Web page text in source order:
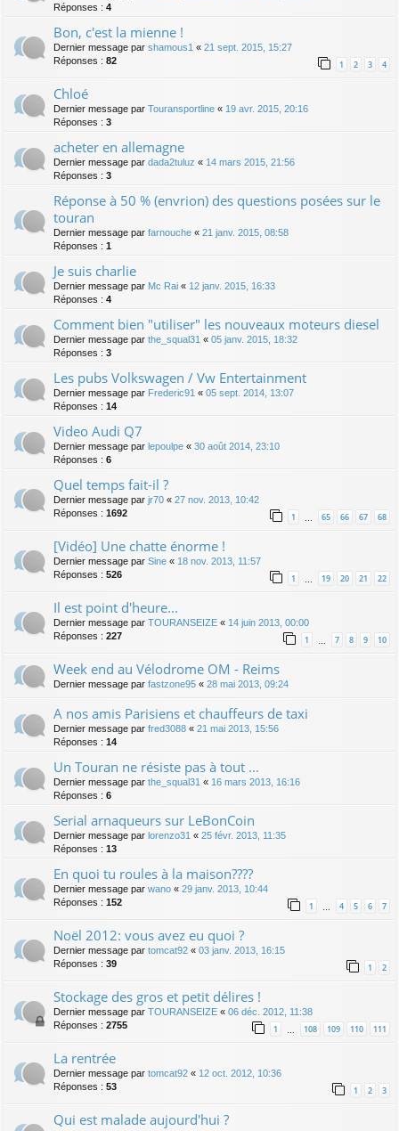
Réponses : 4
Bon, c'est la mienne !
Dernier message par shamous1 « 21 sept. 2015, 15:27
Réponses : 82 1 2 3 4
Chloé
Dernier message par Touransportline « 19 avr. 2015, 20:16
Réponses : 3
acheter en allemagne
Dernier message par dada2tuluz « 14 mars 2015, 21:56
Réponses : 3
Réponse à 50 % (envrion) des questions posées sur le
touran
Dernier message par farnouche « 21 janv. 2015, 08:58
Réponses : 1
Je suis charlie
Dernier message par Mc Rai « 12 janv. 2015, 16:33
Réponses : 4
Comment bien "utiliser" les nouveaux moteurs diesel
Dernier message par the_squal31 « 05 janv. 2015, 18:32
Réponses : 3
Les pubs Volkswagen / Vw Entertainment
Dernier message par Frederic91 « 05 sept. 2014, 13:07
Réponses : 14
Video Audi Q7
Dernier message par lepoulpe « 30 août 2014, 23:10
Réponses : 6
Quel temps fait-il ?
Dernier message par jr70 « 27 nov. 2013, 10:42
Réponses : 1692 1 65 66 67 68
[Vidéo] Une chatte énorme !
Dernier message par Sine « 18 nov. 2013, 11:57
Réponses : 526 1 19 20 21 22
Il est point d'heure...
Dernier message par TOURANSEIZE « 14 juin 2013, 00:00
Réponses : 227 1 7 8 9 10
Week end au Vélodrome OM - Reims
Dernier message par fastzone95 « 28 mai 2013, 09:24
A nos amis Parisiens et chauffeurs de taxi
Dernier message par fred3088 « 21 mai 2013, 15:56
Réponses : 14
Un Touran ne résiste pas à tout ...
Dernier message par the_squal31 « 16 mars 2013, 16:16
Réponses : 6
Serial arnaqueurs sur LeBonCoin
Dernier message par lorenzo31 « 25 févr. 2013, 11:35
Réponses : 13
En quoi tu roules à la maison????
Dernier message par wano « 29 janv. 2013, 10:44
Réponses : 152 1 … 4 5 6 7
Noël 2012: vous avez eu quoi ?
Dernier message par tomcat92 « 03 janv. 2013, 16:15
Réponses : 39 1 2
Stockage des gros et petit délires !
Dernier message par TOURANSEIZE « 06 déc. 2012, 11:38
Réponses : 2755 1 … 108 109 110 111
La rentrée
Dernier message par tomcat92 « 12 oct. 2012, 10:36
Réponses : 53 1 2 3
Qui est malade aujourd'hui ?